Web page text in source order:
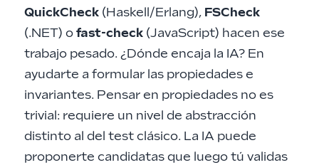
QuickCheck(Haskell/Erlang), FSCheck
(.NET) o fast-check(JavaScript) hacen ese
trabajo pesado. ¿Dónde encaja la IA? En
ayudarte a formular las propiedades e
invariantes. Pensar en propiedades no es
trivial: requiere un nivel de abstracción
distinto al del test clásico. La IA puede
proponerte candidatas que luego tú validas